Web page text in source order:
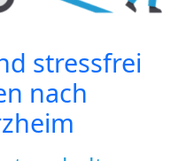
stressfrei
nach